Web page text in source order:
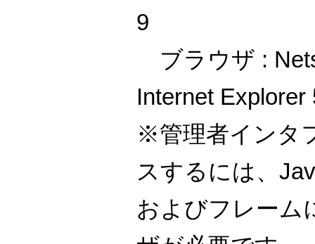
9
ブラウザ :
Internet
※管理者インタ
スするには、
およびフレーム